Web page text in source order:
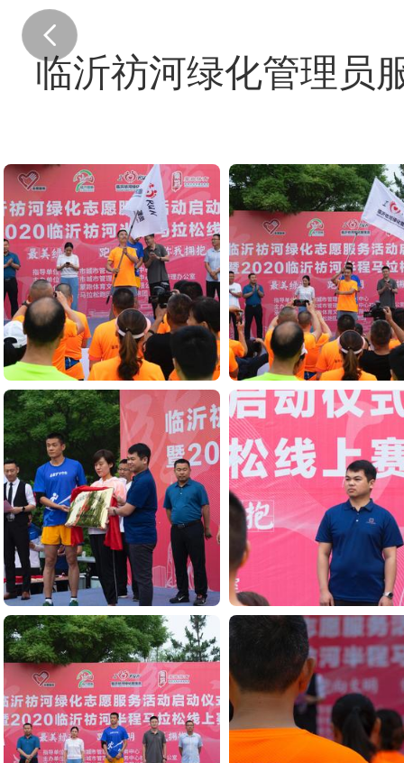
临沂祊河绿化管理员